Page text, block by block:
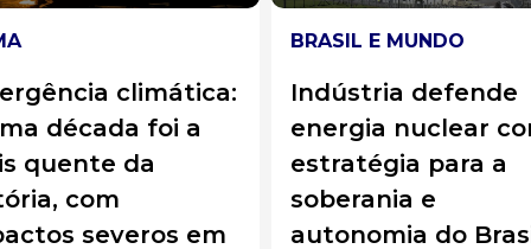
E MUNDO
defende
nuclear como
para a
e
do Brasil
SAÚDE
Brasileiros são
premiados por
avanços contra o
Alzheimer
Cientistas brasileiros